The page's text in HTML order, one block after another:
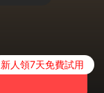
新人領7天免費試用